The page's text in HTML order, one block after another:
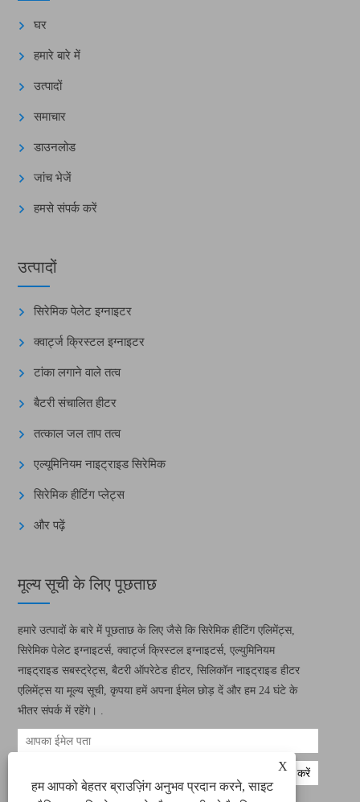
X
हम आपको बेहतर ब्राउज़िंग अनुभव प्रदान करने, साइट
घर
हमारे बारे में
उत्पादों
समाचार
डाउनलोड
जांच भेजें
हमसे संपर्क करें
उत्पादों
सिरेमिक पेलेट इग्नाइटर
क्वार्ट्ज क्रिस्टल इग्नाइटर
टांका लगाने वाले तत्व
बैटरी संचालित हीटर
तत्काल जल ताप तत्व
एल्यूमिनियम नाइट्राइड सिरेमिक
सिरेमिक हीटिंग प्लेट्स
और पढ़ें
मूल्य सूची के लिए पूछताछ
हमारे उत्पादों के बारे में पूछताछ के लिए जैसे कि सिरेमिक हीटिंग एलिमेंट्स,
सिरेमिक पेलेट इग्नाइटर्स, क्वार्ट्ज क्रिस्टल इग्नाइटर्स, एल्युमिनियम
नाइट्राइड सबस्ट्रेट्स, बैटरी ऑपरेटेड हीटर, सिलिकॉन नाइट्राइड हीटर
एलिमेंट्स या मूल्य सूची, कृपया हमें अपना ईमेल छोड़ दें और हम 24 घंटे के
भीतर संपर्क में रहेंगे। .